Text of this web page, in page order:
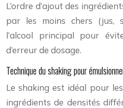
L’ordre d’ajout des
par les moins chers (jus,
l’alcool principal pour
d’erreur de dosage.
Technique du shaking pour
Le shaking est idéal pour
ingrédients de densités